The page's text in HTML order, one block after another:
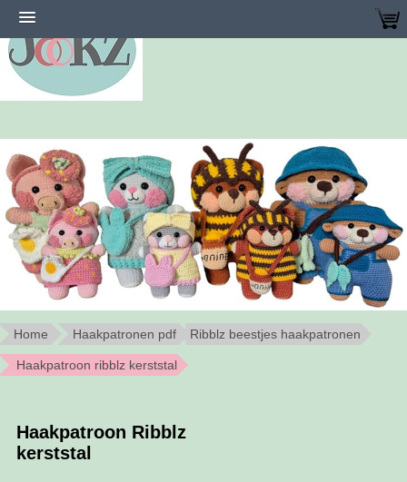
Home Haakpatronen pdf Ribblz beestjes haakpatronen
Haakpatroon ribblz kerststal
Haakpatroon Ribblz
kerststal